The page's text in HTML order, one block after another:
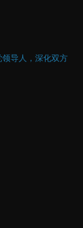
导人，深化双方